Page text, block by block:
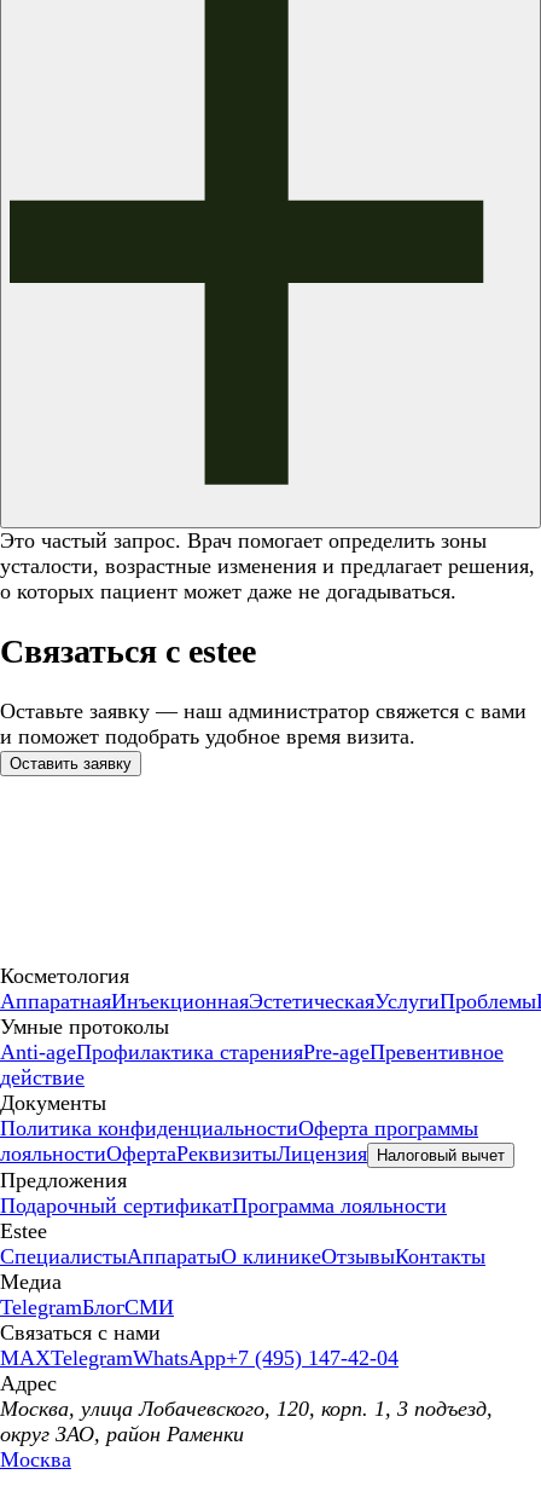
Это частый запрос. Врач помогает определить зоны
усталости, возрастные изменения и предлагает решения,
о которых пациент может даже не догадываться.
Связаться с estee
Оставьте заявку — наш администратор свяжется с вами
и поможет подобрать удобное время визита.
Оставить заявку
Косметология
АппаратнаяИнъекционнаяЭстетическаяУслугиПроблемы
Умные протоколы
Anti-ageПрофилактика старенияPre-ageПревентивное
действие
Документы
Политика конфиденциальностиОферта программы
лояльностиОфертаРеквизитыЛицензия Налоговый вычет
Предложения
Подарочный сертификатПрограмма лояльности
Estee
СпециалистыАппаратыО клиникеОтзывыКонтакты
Медиа
TelegramБлогСМИ
Связаться с нами
MAXTelegramWhatsApp+7 (495) 147-42-04
Адрес
Москва, улица Лобачевского, 120, корп. 1, 3 подъезд,
округ ЗАО, район Раменки
Москва